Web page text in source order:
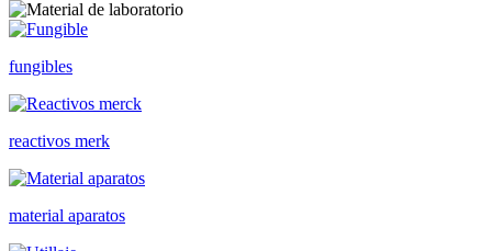
fungibles
reactivos merk
material aparatos